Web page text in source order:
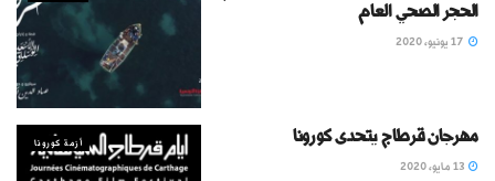
الحجر الصحي العام
أزمة كورونا مهرجان قرطاج يتحدى كورونا